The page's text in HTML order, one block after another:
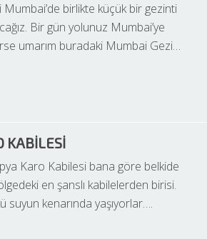
Mumbai’de birlikte küçük bir gezinti
Bir gün yolunuz Mumbai’ye
umarım buradaki Mumbai Gezi…
KABILESI
Karo Kabilesi bana göre belkide
en şanslı kabilelerden birisi.
suyun kenarında yaşıyorlar….